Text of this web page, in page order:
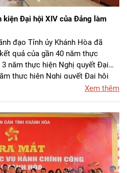
kiện Đại hội XIV của Đảng làm
đạo Tỉnh ủy Khánh Hòa đã
quả của gần 40 năm thực
3 năm thực hiện Nghị quyết Đại
thực hiện Nghị quyết Đại hội
XVIII; các bài học kinh nghiệm;
trị của tỉnh trong thời gian tới.
Xem thêm